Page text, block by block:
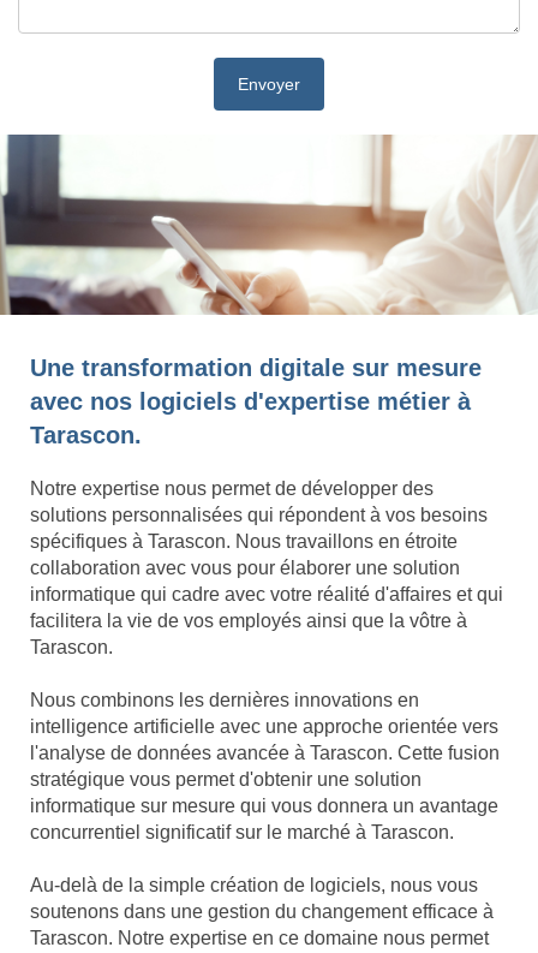
Une transformation digitale sur mesure
avec nos logiciels d'expertise métier à
Tarascon.
Notre expertise nous permet de développer des
solutions personnalisées qui répondent à vos besoins
spécifiques à Tarascon. Nous travaillons en étroite
collaboration avec vous pour élaborer une solution
informatique qui cadre avec votre réalité d'affaires et qui
facilitera la vie de vos employés ainsi que la vôtre à
Tarascon.
Nous combinons les dernières innovations en
intelligence artificielle avec une approche orientée vers
l'analyse de données avancée à Tarascon. Cette fusion
stratégique vous permet d'obtenir une solution
informatique sur mesure qui vous donnera un avantage
concurrentiel significatif sur le marché à Tarascon.
Au-delà de la simple création de logiciels, nous vous
soutenons dans une gestion du changement efficace à
Tarascon. Notre expertise en ce domaine nous permet